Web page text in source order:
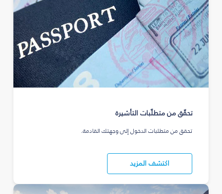
تحقّق من متطلّبات التأشيرة
تحقق من متطلبات الدخول إلى وجهتك القادمة.
اكتشف المزيد